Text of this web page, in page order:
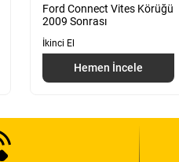
Ford Connect Vites Körüğü
2009 Sonrası
İkinci El
Hemen İncele